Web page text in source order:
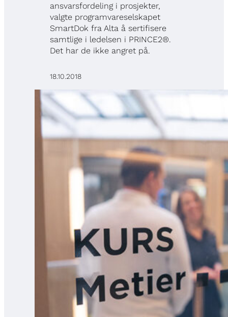
ansvarsfordeling i prosjekter,
valgte programvareselskapet
SmartDok fra Alta å sertifisere
samtlige i ledelsen i PRINCE2®.
Det har de ikke angret på.
18.10.2018